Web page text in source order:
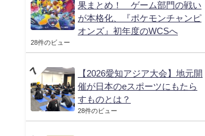
果まとめ！ ゲーム部門の戦い
が本格化、『ポケモンチャンピ
オンズ』初年度のWCSへ
28件のビュー
【2026愛知アジア大会】地元開
催が日本のeスポーツにもたら
すものとは？
28件のビュー